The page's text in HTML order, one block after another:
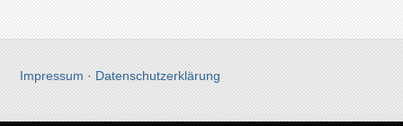
Impressum · Datenschutzerklärung